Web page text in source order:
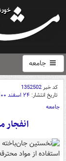
جامعه
کد خبر1352502
تاریخ انتشار: ۲۴ اسفند ۱۴۰۰ - ۱۶:۲۳
جامعه
انفجار